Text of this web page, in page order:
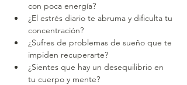
con poca energía?
¿El estrés diario te abruma y dificulta tu
concentración?
¿Sufres de problemas de sueño que te
impiden recuperarte?
¿Sientes que hay un desequilibrio en
tu cuerpo y mente?